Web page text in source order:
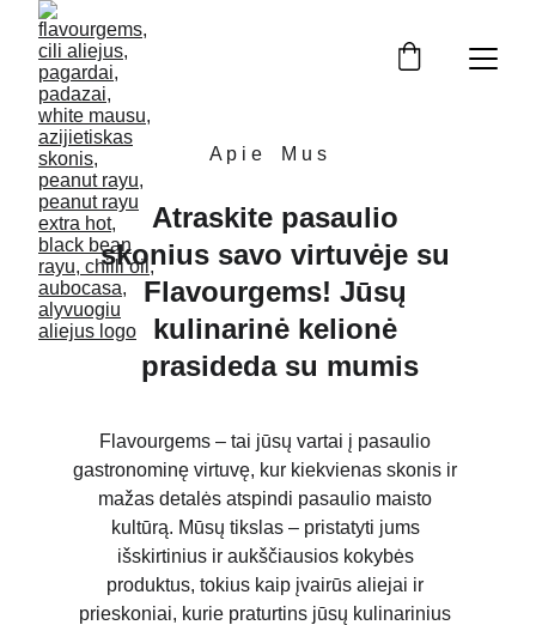
A p i e    M u s
Atraskite pasaulio
skonius savo virtuvėje su
Flavourgems! Jūsų
kulinarinė kelionė
prasideda su mumis
Flavourgems – tai jūsų vartai į pasaulio
gastronominę virtuvę, kur kiekvienas skonis ir
mažas detalės atspindi pasaulio maisto
kultūrą. Mūsų tikslas – pristatyti jums
išskirtinius ir aukščiausios kokybės
produktus, tokius kaip įvairūs aliejai ir
prieskoniai, kurie praturtins jūsų kulinarinius